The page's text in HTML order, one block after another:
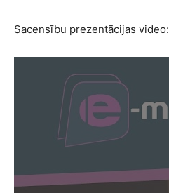
Sacensību prezentācijas video: